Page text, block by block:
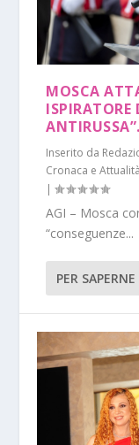
MOSCA
ISPIRATORE
Inserito da
Cronaca e Attualità
|
AGI – Mosca
“conseguenze...
PER